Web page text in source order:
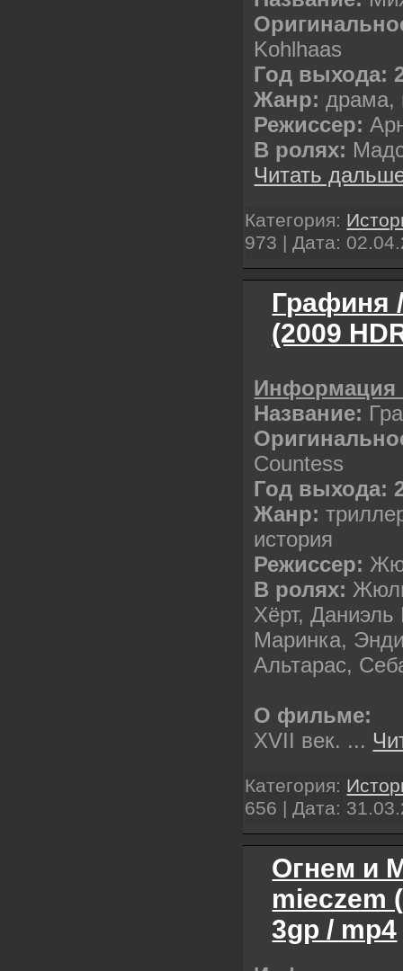
Kohlhaas
Год выхода:
Жанр: драма,
Режиссер:
В ролях:
Читать
Категория:
973 | Дата:
Графиня
(2009
Название:
Countess
Год выхода:
Жанр:
история
Режиссер:
В ролях:
Хёрт,
Маринка,
Альтарас,
О фильме:
XVII век. ...
Категория:
656 | Дата:
Огнем и
mieczem
3gp / mp4